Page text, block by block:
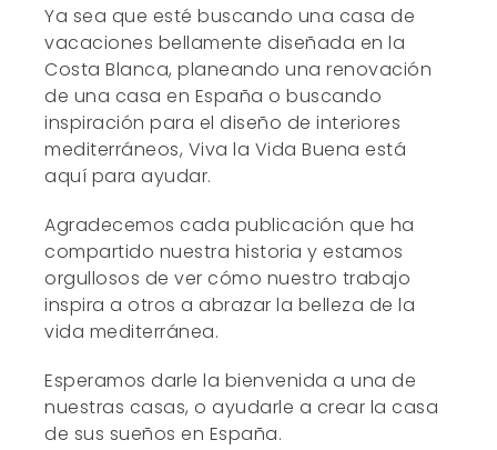
Ya sea que esté buscando una casa de
vacaciones bellamente diseñada en la
Costa Blanca, planeando una renovación
de una casa en España o buscando
inspiración para el diseño de interiores
mediterráneos, Viva la Vida Buena está
aquí para ayudar.
Agradecemos cada publicación que ha
compartido nuestra historia y estamos
orgullosos de ver cómo nuestro trabajo
inspira a otros a abrazar la belleza de la
vida mediterránea.
Esperamos darle la bienvenida a una de
nuestras casas, o ayudarle a crear la casa
de sus sueños en España.